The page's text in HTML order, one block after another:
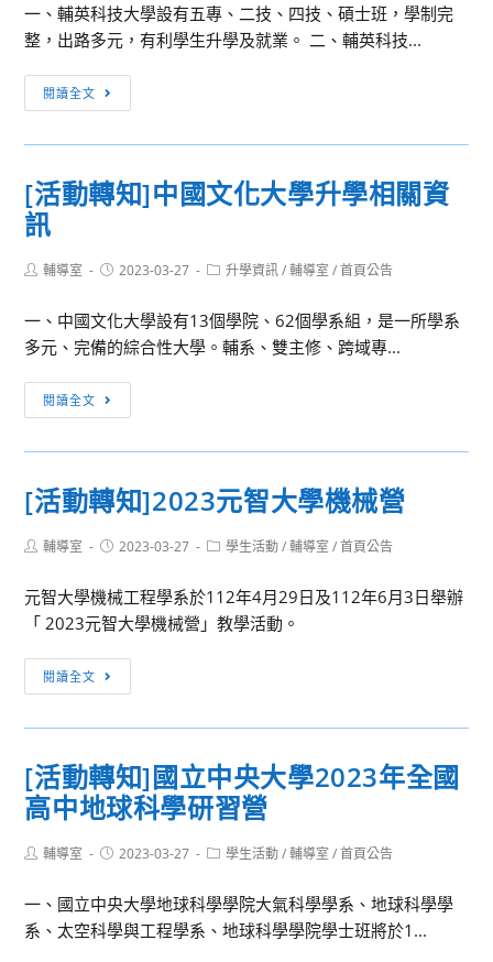
學
勞
動
年
業
兵
試
辦
計
畫」
課
一、輔英科技大學設有五專、二技、四技、碩士班，學制完
整，出路多元，有利學生升學及就業。 二、輔英科技...
閱讀全文
動
轉
輔
技
學
112
學
招
宣
傳
報
[活動轉知]中國文化大學升學相關資
訊
Post輔導室
Post2023-03-27
Post升學資訊 / 輔導室 / 首頁公告
一、中國文化大學設有13個學院、62個學系組，是一所學系
多元、完備的綜合性大學。輔系、雙主修、跨域專...
閱讀全文
動
轉
中
文
大
學
升
資
訊
[活動轉知]2023元智大學機械營
Post輔導室
Post2023-03-27
Post學生活動 / 輔導室 / 首頁公告
元智大學機械工程學系於112年4月29日及112年6月3日舉辦
「 2023元智大學機械營」教學活動。
閱讀全文
動
轉
元
智
學
械
營
[活動轉知]國立中央大學2023年全國
高中地球科學研習營
Post輔導室
Post2023-03-27
Post學生活動 / 輔導室 / 首頁公告
一、國立中央大學地球科學學院大氣科學學系、地球科學學
系、太空科學與工程學系、地球科學學院學士班將於1...